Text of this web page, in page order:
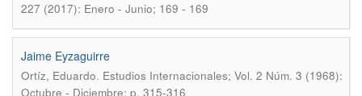
227 (2017): Enero - Junio; 169 - 169
Jaime Eyzaguirre
Ortíz, Eduardo. Estudios Internacionales; Vol. 2 Núm. 3 (1968):
Octubre - Diciembre; p. 315-316